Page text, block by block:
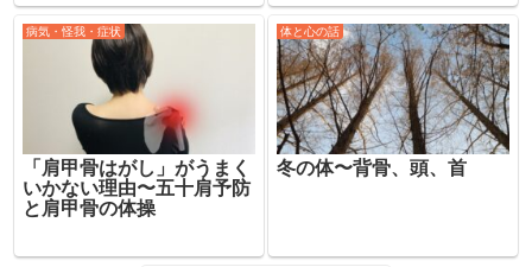
病気・怪我・症状
「肩甲骨はがし」がうまく
いかない理由〜五十肩予防
と肩甲骨の体操
体と心の話
冬の体〜背骨、頭、首